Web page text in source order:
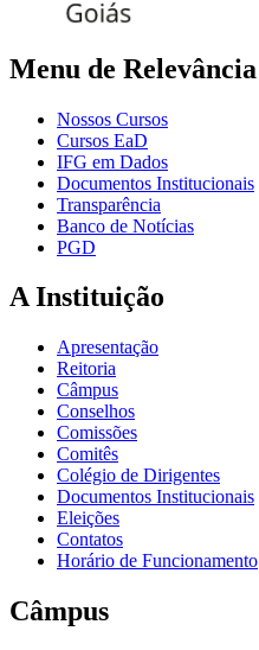
Menu de Relevância
Nossos Cursos
Cursos EaD
IFG em Dados
Documentos Institucionais
Transparência
Banco de Notícias
PGD
A Instituição
Apresentação
Reitoria
Câmpus
Conselhos
Comissões
Comitês
Colégio de Dirigentes
Documentos Institucionais
Eleições
Contatos
Horário de Funcionamento
Câmpus